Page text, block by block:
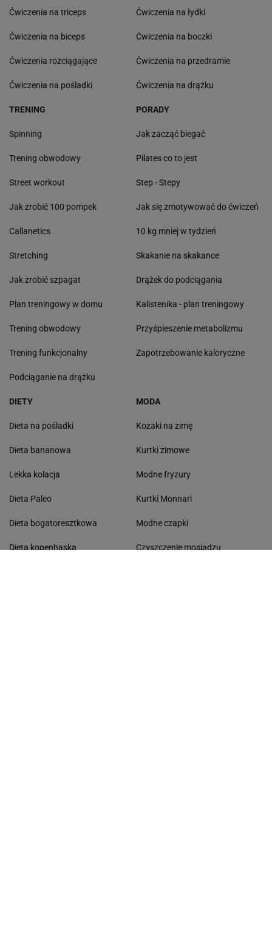
Ćwiczenia na triceps
Ćwiczenia na biceps
Ćwiczenia rozciągające
Ćwiczenia na pośladki
Ćwiczenia na łydki
Ćwiczenia na boczki
Ćwiczenia na przedramie
Ćwiczenia na drążku
TRENING
Spinning
Trening obwodowy
Street workout
Jak zrobić 100 pompek
Callanetics
Stretching
Jak zrobić szpagat
Plan treningowy w domu
Trening obwodowy
Trening funkcjonalny
Podciąganie na drążku
PORADY
Jak zacząć biegać
Pilates co to jest
Step - Stepy
Jak się zmotywować do ćwiczeń
10 kg mniej w tydzień
Skakanie na skakance
Drążek do podciągania
Kalistenika - plan treningowy
Przyśpieszenie metabolizmu
Zapotrzebowanie kaloryczne
DIETY
Dieta na pośladki
Dieta bananowa
Lekka kolacja
Dieta Paleo
Dieta bogatoresztkowa
Dieta kopenhaska
MODA
Kozaki na zimę
Kurtki zimowe
Modne fryzury
Kurtki Monnari
Modne czapki
Czyszczenie mosiądzu